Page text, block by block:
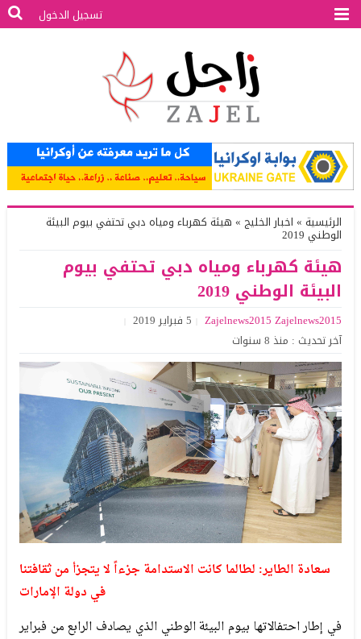
تسجيل الدخول
الرئيسية » اخبار الخليج »هيئة كهرباء ومياه دبي تحتفي بيوم البيئة
الوطني 2019
هيئة كهرباء ومياه دبي تحتفي بيوم
البيئة الوطني 2019
Zajelnews2015 Zajelnews2015
5 فبراير 2019
آخر تحديث : منذ 8 سنوات
سعادة الطاير: لطالما كانت الاستدامة جزءاً لا يتجزأ من ثقافتنا
في دولة الإمارات
في إطار احتفالاتها بيوم البيئة الوطني الذي يصادف الرابع من فبراير